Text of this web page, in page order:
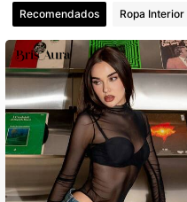
Recomendados Ropa